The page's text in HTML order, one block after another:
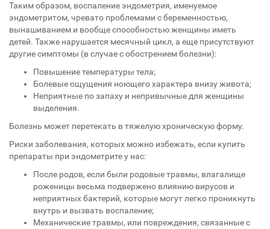
Таким образом, воспаление эндометрия, именуемое
эндометритом, чревато проблемами с беременностью,
вынашиванием и вообще способностью женщины иметь
детей. Также нарушается месячный цикл, а еще присутствуют
другие симптомы (в случае с обострением болезни):
Повышение температуры тела;
Болевые ощущения ноющего характера внизу живота;
Неприятные по запаху и непривычные для женщины
выделения.
Болезнь может перетекать в тяжелую хроническую форму.
Риски заболевания, которых можно избежать, если купить
препараты при эндометрите у нас:
После родов, если были родовые травмы, влагалище
роженицы весьма подвержено влиянию вирусов и
неприятных бактерий, которые могут легко проникнуть
внутрь и вызвать воспаление;
Механические травмы, или повреждения, связанные с